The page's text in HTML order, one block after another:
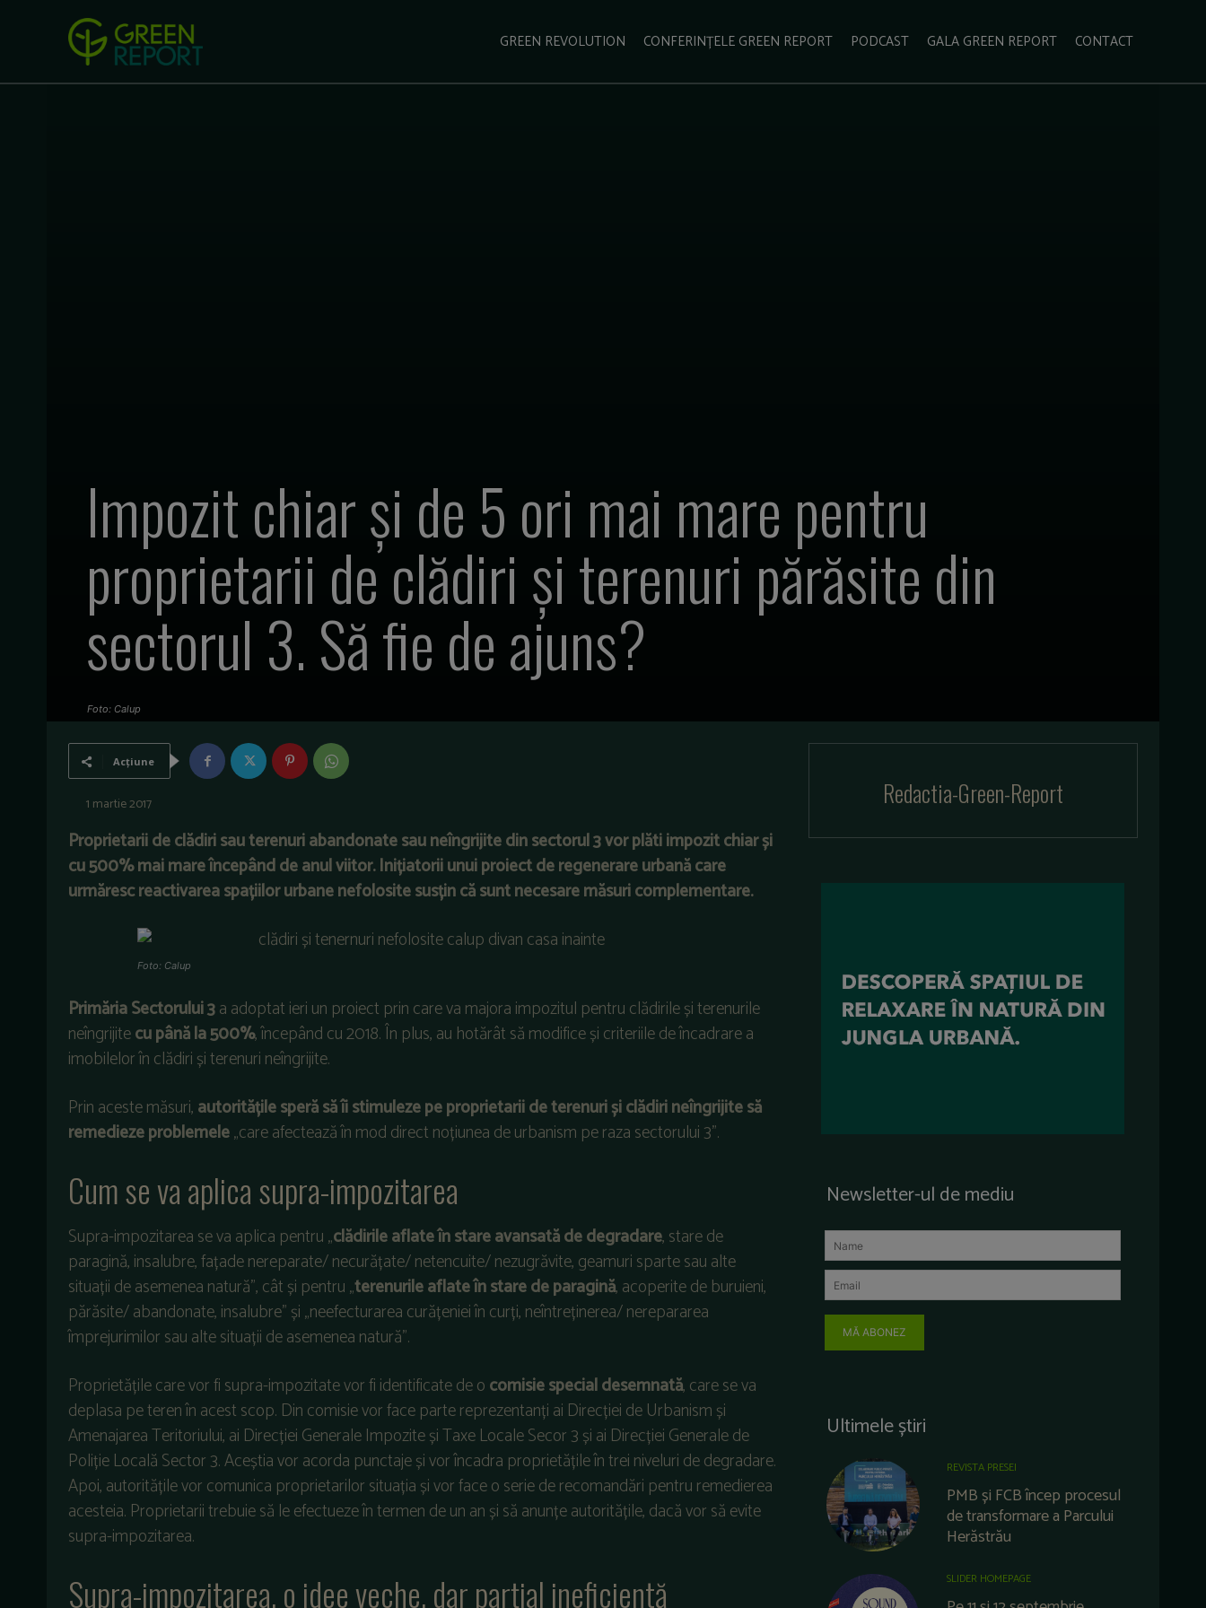
GREEN REVOLUTION CONFERINȚELE GREEN REPORT PODCAST GALA GREEN REPORT CONTACT
SCHIMBĂRI CLIMATICE
Impozit chiar și de 5 ori mai mare pentru
proprietarii de clădiri și terenuri părăsite din
sectorul 3. Să fie de ajuns?
Foto: Calup
Acțiune
1 martie 2017
Proprietarii de clădiri sau terenuri abandonate sau neîngrijite din sectorul 3 vor plăti impozit chiar și
cu 500% mai mare începând de anul viitor. Inițiatorii unui proiect de regenerare urbană care
urmăresc reactivarea spațiilor urbane nefolosite susțin că sunt necesare măsuri complementare.
Foto: Calup
Primăria Sectorului 3a adoptat ieri un proiect prin care va majora impozitul pentru clădirile și terenurile
neîngrijitecu până la 500%, începând cu 2018. În plus, au hotărât să modifice și criteriile de încadrare a
imobilelor în clădiri și terenuri neîngrijite.
Prin aceste măsuri,autoritățile speră să îi stimuleze pe proprietarii de terenuri și clădiri neîngrijite să
remedieze problemele„care afectează în mod direct noțiunea de urbanism pe raza sectorului 3”.
Cum se va aplica supra-impozitarea
Supra-impozitarea se va aplica pentru „clădirile aflate în stare avansată de degradare, stare de
paragină, insalubre, fațade nereparate/ necurățate/ netencuite/ nezugrăvite, geamuri sparte sau alte
situații de asemenea natură”, cât și pentru „terenurile aflate în stare de paragină, acoperite de buruieni,
părăsite/ abandonate, insalubre” și „neefecturarea curățeniei în curți, neîntreținerea/ nerepararea
împrejurimilor sau alte situații de asemenea natură”.
Proprietățile care vor fi supra-impozitate vor fi identificate de ocomisie special desemnată, care se va
deplasa pe teren în acest scop. Din comisie vor face parte reprezentanți ai Direcției de Urbanism și
Amenajarea Teritoriului, ai Direcției Generale Impozite și Taxe Locale Secor 3 și ai Direcției Generale de
Poliție Locală Sector 3. Aceștia vor acorda punctaje și vor încadra proprietățile în trei niveluri de degradare.
Apoi, autoritățile vor comunica proprietarilor situația și vor face o serie de recomandări pentru remedierea
acesteia. Proprietarii trebuie să le efectueze în termen de un an și să anunțe autoritățile, dacă vor să evite
supra-impozitarea.
Supra-impozitarea, o idee veche, dar parțial ineficientă
Redactia-Green-Report
Newsletter-ul de mediu
MĂ ABONEZ
Ultimele știri
REVISTA PRESEI
PMB și FCB încep procesul
de transformare a Parcului
Herăstrău
SLIDER HOMEPAGE